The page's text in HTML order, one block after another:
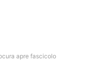
apre fascicolo